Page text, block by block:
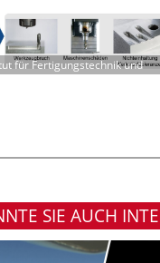
für Fertigungstechnik und
SIE AUCH